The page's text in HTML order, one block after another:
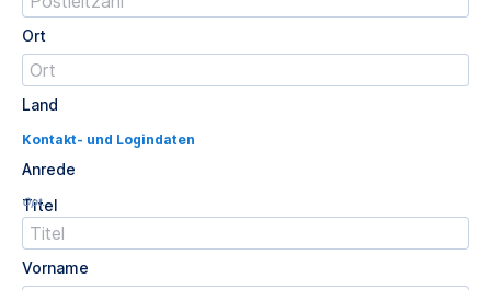
Ort
Land
Kontakt- und Logindaten
Anrede
Titel
Opt.
Vorname